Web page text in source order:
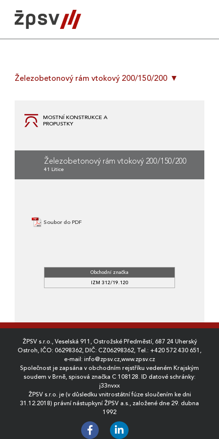
content
Železobetonový rám vtokový 200/150/200
MOSTNÍ KONSTRUKCE A
PROPUSTKY
Železobetonový rám vtokový 200/150/200
41 Litice
Soubor do PDF
Obchodní značka
IZM 312/19.120
ŽPSV s.r.o., Veselská 911, Ostrožské Předměstí, 687 24 Uherský
Ostroh, IČO: 06298362, DIČ: CZ06298362, Tel.: +420 572 430 651 ,
e-mail: info@zpsv.cz,www.zpsv.cz
Společnost je zapsána v obchodním rejstříku vedeném Krajským
soudem v Brně, spisová značka C 108128. ID datové schránky:
j33nvxx
ŽPSV s.r.o. je (v důsledku vnitrostátní fúze sloučením ke dni
31.12.2018) právní nástupkyní ŽPSV a.s., založené dne 29. dubna
1992